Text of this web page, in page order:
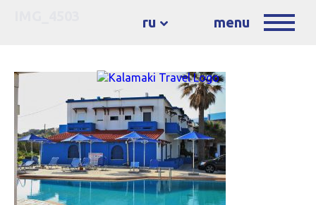
ru menu